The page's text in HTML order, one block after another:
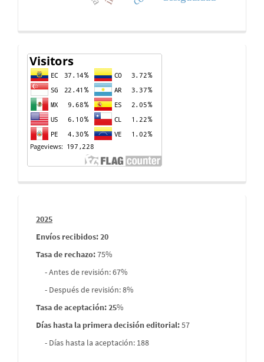
Contador
de
visitas
Informes
envios
2025
Envíos recibidos: 20
Tasa de rechazo:75%
- Antes de revisión: 67%
- Después de revisión: 8%
Tasa de aceptación: 25%
Días hasta la primera decisión editorial:57
- Días hasta la aceptación: 188